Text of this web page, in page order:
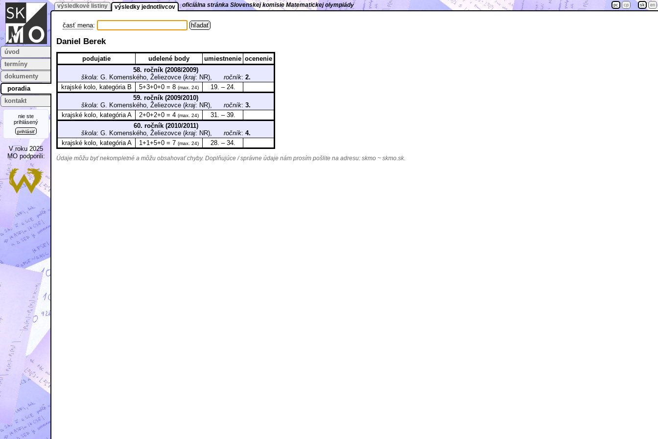
úvod
termíny
dokumenty
poradia
kontakt
nie ste
prihlásený
prihlásiť
V roku 2025
MO podporili:
výsledkové listiny výsledky jednotlivcov oficiálna stránka Slovenskej komisie Matematickej olympiády pc cp sk en
časť mena:
Daniel Berek
podujatie udelené body umiestnenie ocenenie
58. ročník (2008/2009)
škola: G. Komenského, Želiezovce (kraj: NR), ročník: 2.
krajské kolo, kategória B
5+3+0+0 = 8 (max. 24)
19. – 24.
59. ročník (2009/2010)
škola: G. Komenského, Želiezovce (kraj: NR), ročník: 3.
krajské kolo, kategória A
2+0+2+0 = 4 (max. 24)
31. – 39.
60. ročník (2010/2011)
škola: G. Komenského, Želiezovce (kraj: NR), ročník: 4.
krajské kolo, kategória A
1+1+5+0 = 7 (max. 24) 28. – 34.
Údaje môžu byť nekompletné a môžu obsahovať chyby. Doplňujúce / správne údaje nám prosím pošlite na adresu: skmo ~ skmo.sk